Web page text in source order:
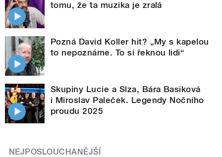
tomu, že ta muzika je zralá
Pozná David Koller hit? „My s kapelou
to nepoznáme. To si řeknou lidi“
Skupiny Lucie a Slza, Bára Basiková
i Miroslav Paleček. Legendy Nočního
proudu 2025
NEJPOSLOUCHANĚJŠÍ